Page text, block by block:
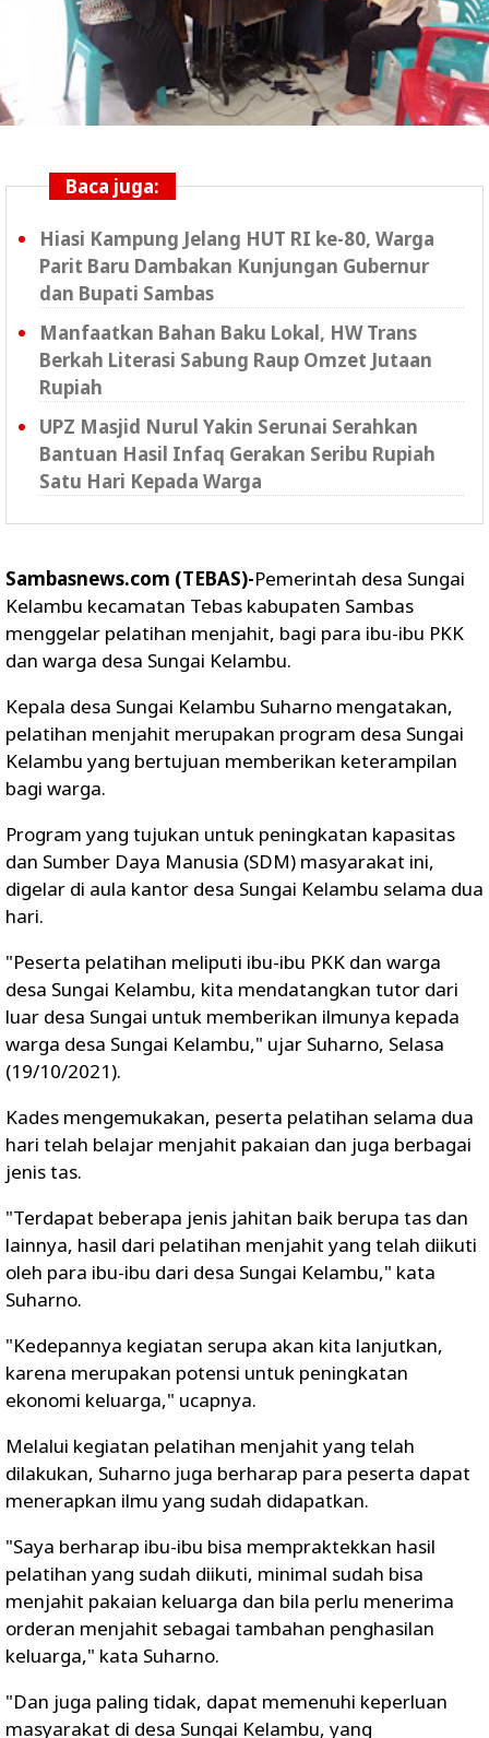
Baca juga:
Hiasi Kampung Jelang HUT RI ke-80, Warga
Parit Baru Dambakan Kunjungan Gubernur
dan Bupati Sambas
Manfaatkan Bahan Baku Lokal, HW Trans
Berkah Literasi Sabung Raup Omzet Jutaan
Rupiah
UPZ Masjid Nurul Yakin Serunai Serahkan
Bantuan Hasil Infaq Gerakan Seribu Rupiah
Satu Hari Kepada Warga
Sambasnews.com (TEBAS)-Pemerintah desa Sungai
Kelambu kecamatan Tebas kabupaten Sambas
menggelar pelatihan menjahit, bagi para ibu-ibu PKK
dan warga desa Sungai Kelambu.
Kepala desa Sungai Kelambu Suharno mengatakan,
pelatihan menjahit merupakan program desa Sungai
Kelambu yang bertujuan memberikan keterampilan
bagi warga.
Program yang tujukan untuk peningkatan kapasitas
dan Sumber Daya Manusia (SDM) masyarakat ini,
digelar di aula kantor desa Sungai Kelambu selama dua
hari.
"Peserta pelatihan meliputi ibu-ibu PKK dan warga
desa Sungai Kelambu, kita mendatangkan tutor dari
luar desa Sungai untuk memberikan ilmunya kepada
warga desa Sungai Kelambu," ujar Suharno, Selasa
(19/10/2021).
Kades mengemukakan, peserta pelatihan selama dua
hari telah belajar menjahit pakaian dan juga berbagai
jenis tas.
"Terdapat beberapa jenis jahitan baik berupa tas dan
lainnya, hasil dari pelatihan menjahit yang telah diikuti
oleh para ibu-ibu dari desa Sungai Kelambu," kata
Suharno.
"Kedepannya kegiatan serupa akan kita lanjutkan,
karena merupakan potensi untuk peningkatan
ekonomi keluarga," ucapnya.
Melalui kegiatan pelatihan menjahit yang telah
dilakukan, Suharno juga berharap para peserta dapat
menerapkan ilmu yang sudah didapatkan.
"Saya berharap ibu-ibu bisa mempraktekkan hasil
pelatihan yang sudah diikuti, minimal sudah bisa
menjahit pakaian keluarga dan bila perlu menerima
orderan menjahit sebagai tambahan penghasilan
keluarga," kata Suharno.
"Dan juga paling tidak, dapat memenuhi keperluan
masyarakat di desa Sungai Kelambu, yang